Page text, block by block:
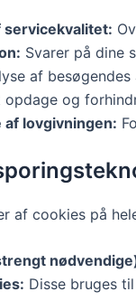
servicekvalitet:
Svarer på dine
af
opdage og
lovgivningen:
af cookies på
Disse bruges